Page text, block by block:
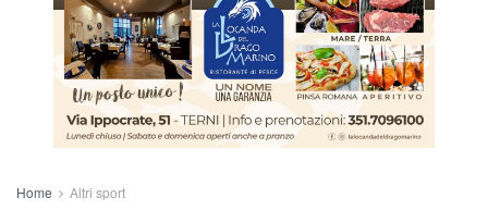
Home Altri sport